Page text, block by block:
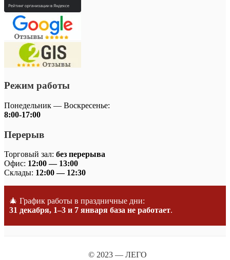
Режим работы
Понедельник — Воскресенье:
8:00-17:00
Перерыв
Торговый зал: без перерыва
Офис: 12:00 — 13:00
Склады: 12:00 — 12:30
🎄 График работы в праздничные дни:
31 декабря, 1–3 и 7 января база не работает.
© 2023 — ЛЕГО